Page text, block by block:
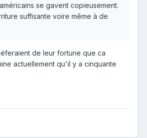
se gavent copieusement.
suffisante voire même à de
de leur fortune que ca
actuellement qu'il y a cinquante